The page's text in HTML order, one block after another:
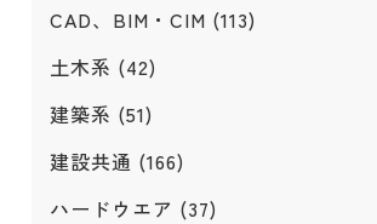
CAD、BIM・CIM (113)
土木系 (42)
建築系 (51)
建設共通 (166)
ハードウエア (37)